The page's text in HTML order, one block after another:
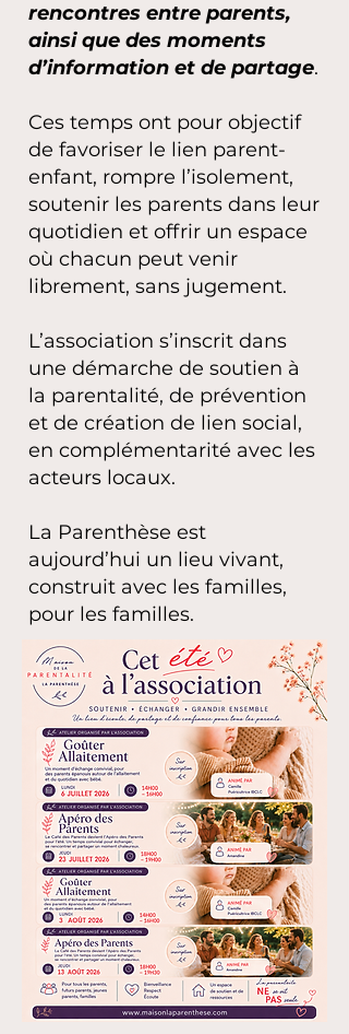
rencontres entre parents,
ainsi que des moments
d’information et de partage.
Ces temps ont pour objectif
de favoriser le lien parent-
enfant, rompre l’isolement,
soutenir les parents dans leur
quotidien et offrir un espace
où chacun peut venir
librement, sans jugement.
L’association s’inscrit dans
une démarche de soutien à
la parentalité, de prévention
et de création de lien social,
en complémentarité avec les
acteurs locaux.
La Parenthèse est
aujourd’hui un lieu vivant,
construit avec les familles,
pour les familles.